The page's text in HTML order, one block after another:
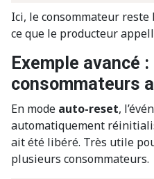
Ici, le consommateur reste
ce que le producteur
Exemple avancé
consommateurs
En mode auto-reset,
automatiquement
ait été libéré. Très utile
plusieurs consommateurs.